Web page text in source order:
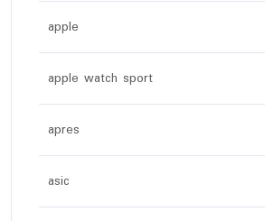
apple
apple watch sport
apres
asic